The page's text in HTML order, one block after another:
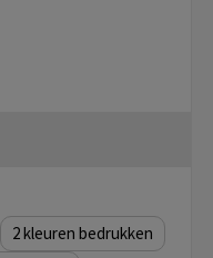
2